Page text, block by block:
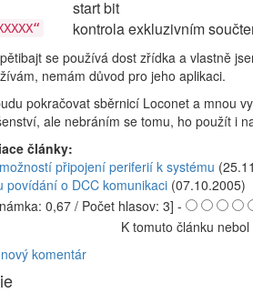
start bit
kontrola exkluzivním
se používá dost zřídka a vlastně
nemám důvod pro jeho aplikaci.
pokračovat sběrnicí Loconet a mnou
ale nebráním se tomu, ho použít i
články:
připojení periferií k systému
povídání o DCC komunikaci (07.10.2005)
0,67 / Počet hlasov: 3] -
K tomuto článku
komentár